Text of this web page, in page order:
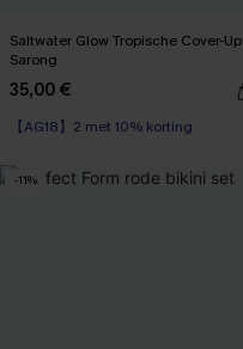
Saltwater Glow Tropische Cover-Up
Sarong
35,00 €
【AG18】2 met 10% korting
-11%